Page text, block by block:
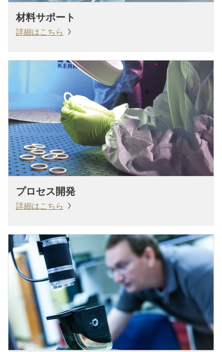
材料サポート
詳細はこちら
プロセス開発
詳細はこちら